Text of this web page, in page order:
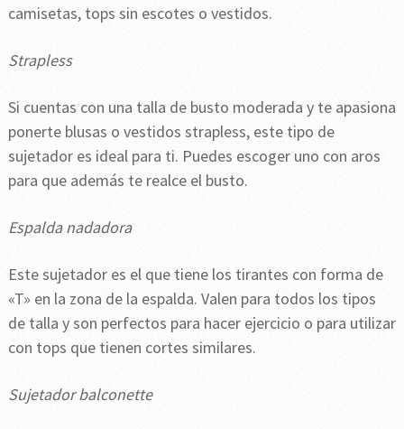
camisetas, tops sin escotes o vestidos.
Strapless
Si cuentas con una talla de busto moderada y te apasiona
ponerte blusas o vestidos strapless, este tipo de
sujetador es ideal para ti. Puedes escoger uno con aros
para que además te realce el busto.
Espalda nadadora
Este sujetador es el que tiene los tirantes con forma de
«T» en la zona de la espalda. Valen para todos los tipos
de talla y son perfectos para hacer ejercicio o para utilizar
con tops que tienen cortes similares.
Sujetador balconette